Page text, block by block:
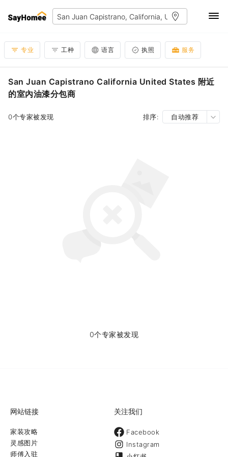
专业 工种 语言 执照 服务
San Juan Capistrano California United States 附近
的室內油漆分包商
0个专家被发现 排序: 自动推荐
0个专家被发现
网站链接
家装攻略
灵感图片
师傅入驻
关注我们
Facebook
Instagram